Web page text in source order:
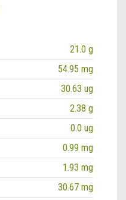
21.0 g
54.95 mg
30.63 ug
2.38 g
0.0 ug
0.99 mg
1.93 mg
30.67 mg